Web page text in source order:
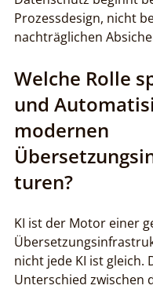
Prozessdesign, nicht
nachträglichen
Welche Rolle
und
modernen
turen?
KI ist der Motor einer
nicht jede KI ist gleich.
Unterschied zwischen